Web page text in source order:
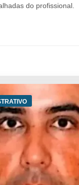
do profissional.